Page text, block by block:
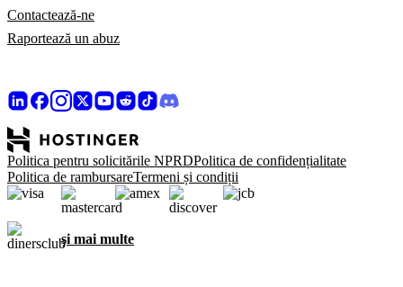
Contactează-ne
Raportează un abuz
Politica pentru solicitările NPRDPolitica de confidențialitate
Politica de rambursareTermeni și condiții
și mai multe